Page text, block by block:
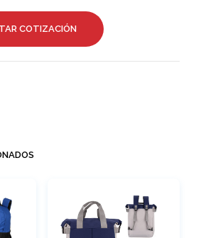
COTIZACIÓN